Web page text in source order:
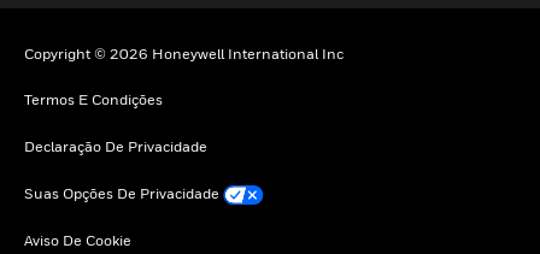
Copyright © 2026 Honeywell International Inc
Termos E Condições
Declaração De Privacidade
Suas Opções De Privacidade
Aviso De Cookie